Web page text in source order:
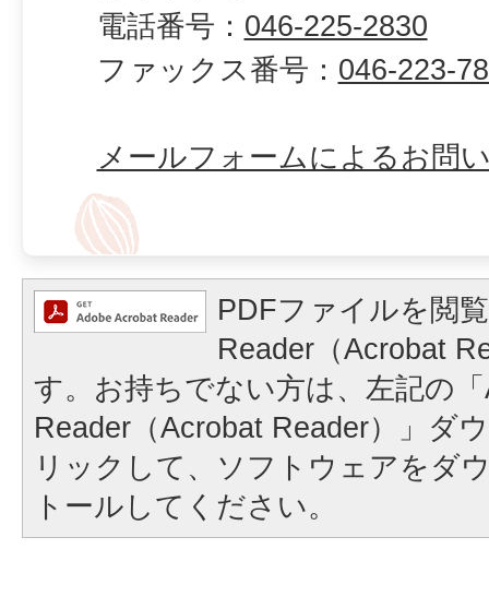
電話番号： 046-225-2830
ファックス番号： 046-223-
メールフォームによるお問
PDFファイルを閲
Reader（Acrobat
す。お持ちでない方は、左記の
Reader（Acrobat Reader）」ダ
リックして、ソフトウェアをダ
トールしてください。